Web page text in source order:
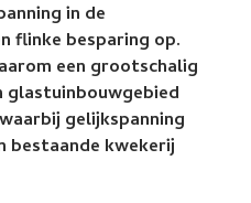
in de
flinke besparing op.
een grootschalig
gelijkspanning
kwekerij